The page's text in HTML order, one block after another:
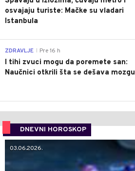
osvajaju turiste: Mačke su vladari
Istanbula
ZDRAVLJE Pre 16 h
I tihi zvuci mogu da poremete san:
Naučnici otkrili šta se dešava mozgu
DNEVNI HOROSKOP
03.06.2026.